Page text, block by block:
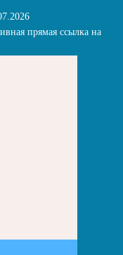
прямая ссылка на